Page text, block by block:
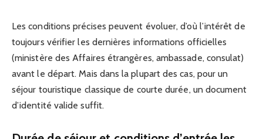
Les conditions précises peuvent évoluer, d’où l’intérêt de
toujours vérifier les dernières informations officielles
(ministère des Affaires étrangères, ambassade, consulat)
avant le départ. Mais dans la plupart des cas, pour un
séjour touristique classique de courte durée, un document
d’identité valide suffit.